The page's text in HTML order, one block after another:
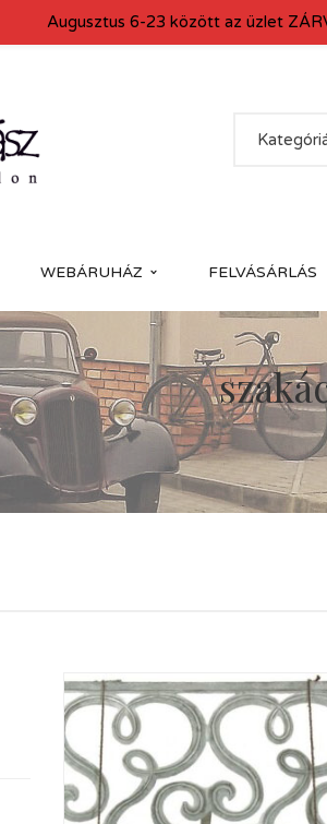
WEBÁRUHÁZ FELVÁSÁRLÁS
Augusztus 6-23 között az üzlet